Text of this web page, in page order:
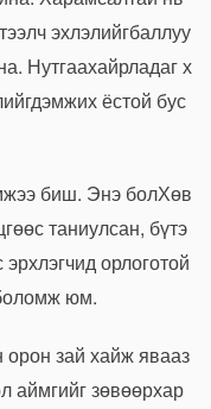
эхлэлийгбаллуу
. Нутгаахайрладагх
дэмжихёстой бус
биш. Энэ болХөв
таниулсан, бүтэ
эрхлэгчидорлоготой
юм.
орон зай хайжявааз
аймгийгзөвөөрхар